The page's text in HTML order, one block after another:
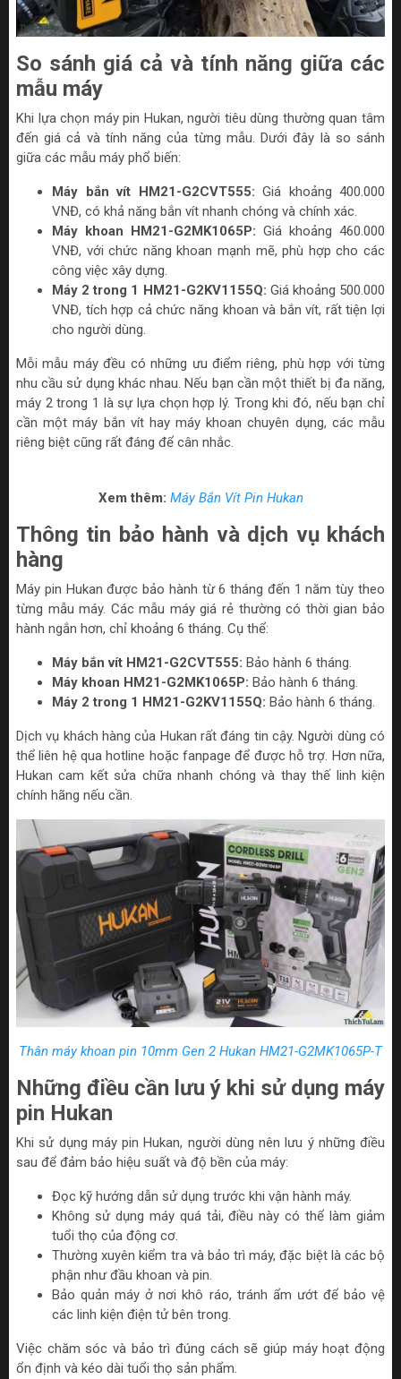
So sánh giá cả và tính năng giữa các
mẫu máy
Khi lựa chọn máy pin Hukan, người tiêu dùng thường quan tâm
đến giá cả và tính năng của từng mẫu. Dưới đây là so sánh
giữa các mẫu máy phổ biến:
Máy bắn vít HM21-G2CVT555: Giá khoảng 400.000
VNĐ, có khả năng bắn vít nhanh chóng và chính xác.
Máy khoan HM21-G2MK1065P: Giá khoảng 460.000
VNĐ, với chức năng khoan mạnh mẽ, phù hợp cho các
công việc xây dựng.
Máy 2 trong 1 HM21-G2KV1155Q: Giá khoảng 500.000
VNĐ, tích hợp cả chức năng khoan và bắn vít, rất tiện lợi
cho người dùng.
Mỗi mẫu máy đều có những ưu điểm riêng, phù hợp với từng
nhu cầu sử dụng khác nhau. Nếu bạn cần một thiết bị đa năng,
máy 2 trong 1 là sự lựa chọn hợp lý. Trong khi đó, nếu bạn chỉ
cần một máy bắn vít hay máy khoan chuyên dụng, các mẫu
riêng biệt cũng rất đáng để cân nhắc.
Xem thêm: Máy Bắn Vít Pin Hukan
Thông tin bảo hành và dịch vụ khách
hàng
Máy pin Hukan được bảo hành từ 6 tháng đến 1 năm tùy theo
từng mẫu máy. Các mẫu máy giá rẻ thường có thời gian bảo
hành ngắn hơn, chỉ khoảng 6 tháng. Cụ thể:
Máy bắn vít HM21-G2CVT555: Bảo hành 6 tháng.
Máy khoan HM21-G2MK1065P: Bảo hành 6 tháng.
Máy 2 trong 1 HM21-G2KV1155Q: Bảo hành 6 tháng.
Dịch vụ khách hàng của Hukan rất đáng tin cậy. Người dùng có
thể liên hệ qua hotline hoặc fanpage để được hỗ trợ. Hơn nữa,
Hukan cam kết sửa chữa nhanh chóng và thay thế linh kiện
chính hãng nếu cần.
Thân máy khoan pin 10mm Gen 2 Hukan HM21-G2MK1065P-T
Những điều cần lưu ý khi sử dụng máy
pin Hukan
Khi sử dụng máy pin Hukan, người dùng nên lưu ý những điều
sau để đảm bảo hiệu suất và độ bền của máy:
Đọc kỹ hướng dẫn sử dụng trước khi vận hành máy.
Không sử dụng máy quá tải, điều này có thể làm giảm
tuổi thọ của động cơ.
Thường xuyên kiểm tra và bảo trì máy, đặc biệt là các bộ
phận như đầu khoan và pin.
Bảo quản máy ở nơi khô ráo, tránh ẩm ướt để bảo vệ
các linh kiện điện tử bên trong.
Việc chăm sóc và bảo trì đúng cách sẽ giúp máy hoạt động
ổn định và kéo dài tuổi thọ sản phẩm.